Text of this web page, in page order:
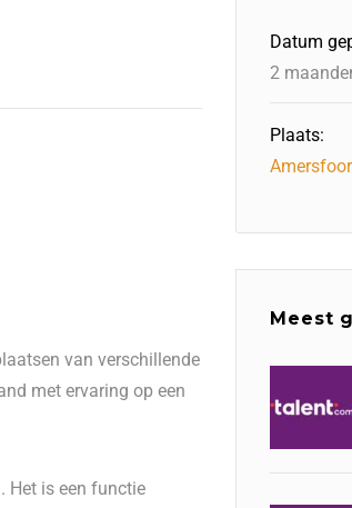
van verschillende
met ervaring op een
Het is een functie
Datum
2
Plaats:
Meest